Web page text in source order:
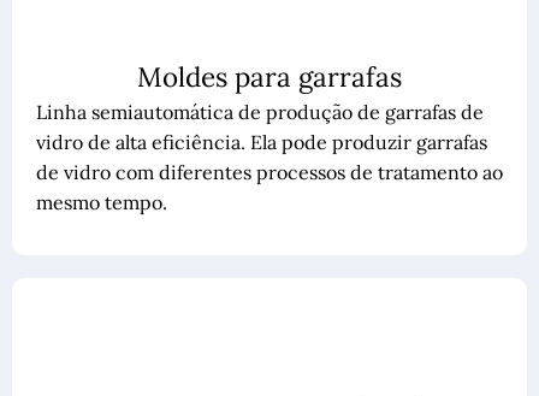
Moldes para garrafas
Linha semiautomática de produção de garrafas de
vidro de alta eficiência. Ela pode produzir garrafas
de vidro com diferentes processos de tratamento ao
mesmo tempo.